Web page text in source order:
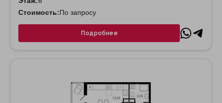
Стоимость:По запросу
Подробнее